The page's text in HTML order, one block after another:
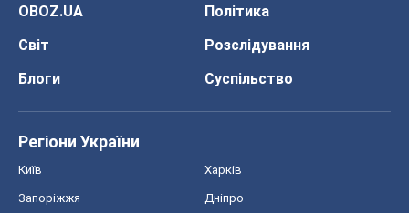
OBOZ.UA
Політика
Світ
Розслідування
Блоги
Суспільство
Регіони України
Київ Харків
Запоріжжя Дніпро